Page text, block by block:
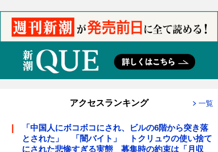
アクセスランキング 一覧
「中国人にボコボコにされ、ビルの6階から突き落
とされた」 「闇バイト」 トクリュウの使い捨て
にされた悲惨すぎる実態 募集時の約束は「月収